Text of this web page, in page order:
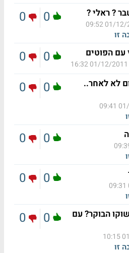
? ראלי ?
01/12/
זו
0
0
עם הפוטים
01/12/2011 16:32
0
0
לא לאחר..
01/
0
0
0
0
0
0
הבוקר? עם
זו
0
0